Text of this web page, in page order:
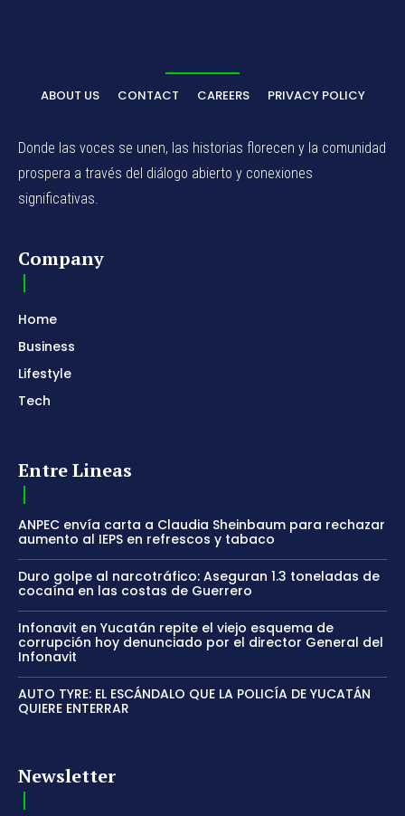
ABOUT US CONTACT CAREERS PRIVACY POLICY
Donde las voces se unen, las historias florecen y la comunidad
prospera a través del diálogo abierto y conexiones
significativas.
Company
Home
Business
Lifestyle
Tech
Entre Lineas
ANPEC envía carta a Claudia Sheinbaum para rechazar
aumento al IEPS en refrescos y tabaco
Duro golpe al narcotráfico: Aseguran 1.3 toneladas de
cocaína en las costas de Guerrero
Infonavit en Yucatán repite el viejo esquema de
corrupción hoy denunciado por el director General del
Infonavit
AUTO TYRE: EL ESCÁNDALO QUE LA POLICÍA DE YUCATÁN
QUIERE ENTERRAR
Newsletter